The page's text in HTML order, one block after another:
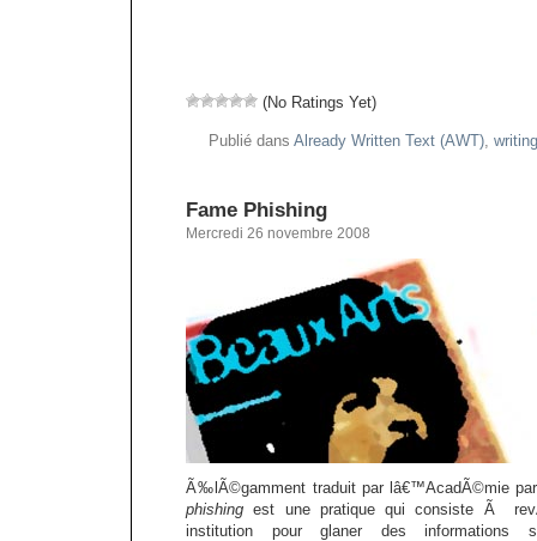
(No Ratings Yet)
Publié dans Already Written Text (AWT), writing
Fame Phishing
Mercredi 26 novembre 2008
Ã‰lÃ©gamment traduit par lâ€™AcadÃ©mie
phishing est une pratique qui consiste Ã
institution pour glaner des informations